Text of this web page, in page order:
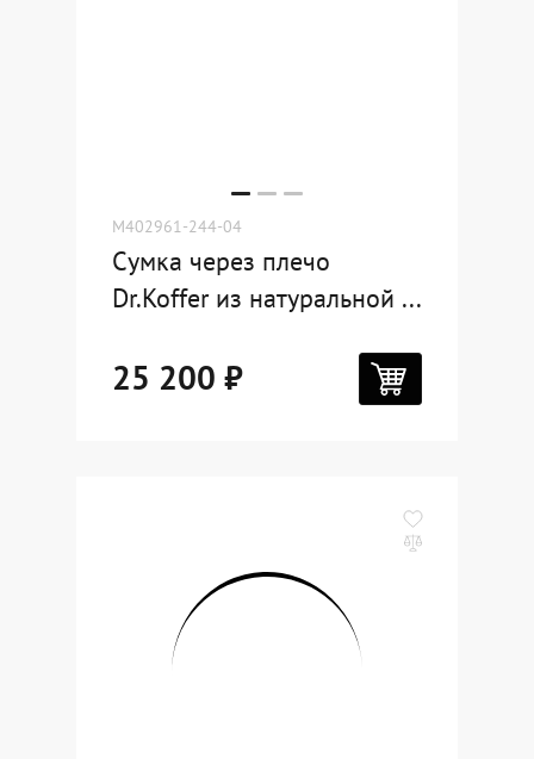
M402961-244-04
Сумка через плечо
Dr.Koffer из натуральной ...
25 200 ₽